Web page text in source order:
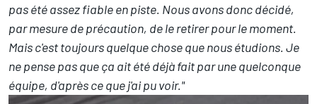
pas été assez fiable en piste. Nous avons donc décidé,
par mesure de précaution, de le retirer pour le moment.
Mais c'est toujours quelque chose que nous étudions. Je
ne pense pas que ça ait été déjà fait par une quelconque
équipe, d'après ce que j'ai pu voir."